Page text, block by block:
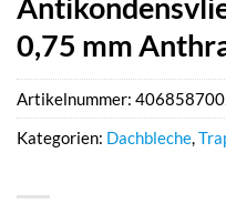
0,75 mm
Artikelnummer:
Kategorien: Dachbleche,